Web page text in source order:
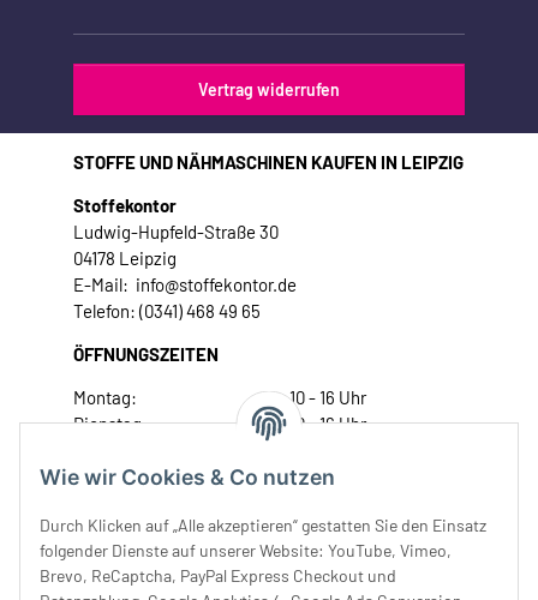
Wie wir Cookies & Co nutzen
Durch Klicken auf „Alle akzeptieren“ gestatten Sie den Einsatz
folgender Dienste auf unserer Website: YouTube, Vimeo,
Brevo, ReCaptcha, PayPal Express Checkout und
Vertrag widerrufen
STOFFE UND NÄHMASCHINEN KAUFEN IN LEIPZIG
Stoffekontor
Ludwig-Hupfeld-Straße 30
04178 Leipzig
E-Mail: info@stoffekontor.de
Telefon: (0341) 468 49 65
ÖFFNUNGSZEITEN
Montag:
10 - 16 Uhr
Dienstag:
10 - 16 Uhr
Donnerstag:
10 - 18 Uhr
Samstag:
10 - 14 Uhr
Unser Service